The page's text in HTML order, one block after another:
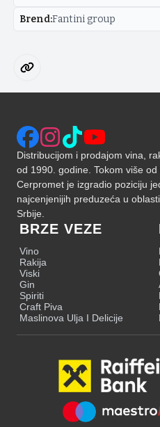
Brend:Fantini group
Distribucijom i prodajom vina,
od 1990. godine. Tokom više od
Cerpromet je izgradio poziciju
najcenjenijih preduzeća u
Srbije.
BRZE VEZE
Vino
Rakija
Viski
Gin
Spiriti
Craft Piva
Maslinova Ulja I Delicije